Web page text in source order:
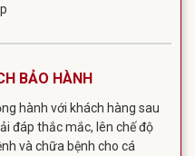
BẢO HÀNH
hành với khách hàng sau
đáp thắc mắc, lên chế độ
và chữa bệnh cho cá